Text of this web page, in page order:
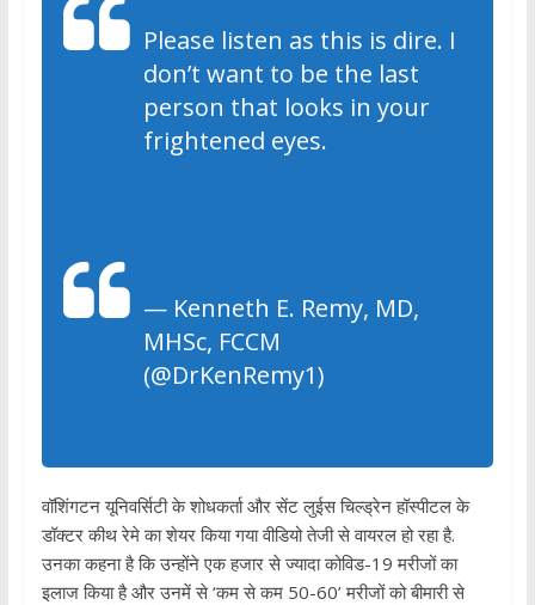
Please listen as this is dire. I
don’t want to be the last
person that looks in your
frightened eyes.
— Kenneth E. Remy, MD,
MHSc, FCCM
(@DrKenRemy1)
वॉशिंगटन यूनिवर्सिटी के शोधकर्ता और सेंट लुईस चिल्ड्रेन हॉस्पीटल के
डॉक्टर कीथ रेमे का शेयर किया गया वीडियो तेजी से वायरल हो रहा है.
उनका कहना है कि उन्होंने एक हजार से ज्यादा कोविड-19 मरीजों का
इलाज किया है और उनमें से ‘कम से कम 50-60’ मरीजों को बीमारी से